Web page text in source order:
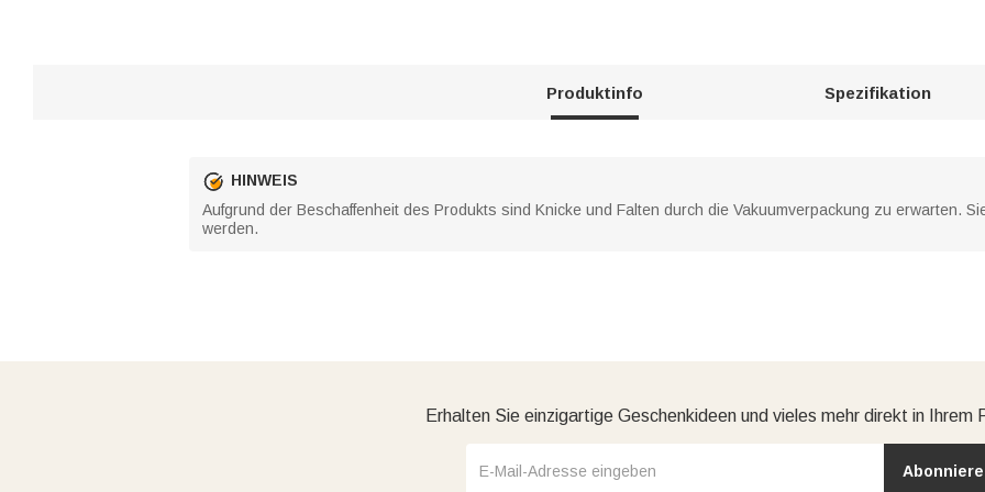
Produktinfo Spezifikation
HINWEIS
Aufgrund der Beschaffenheit des Produkts sind Knicke und Falten durch die Vakuumverpackung zu erwarten.
werden.
Erhalten Sie einzigartige Geschenkideen und vieles mehr direkt in Ihrem